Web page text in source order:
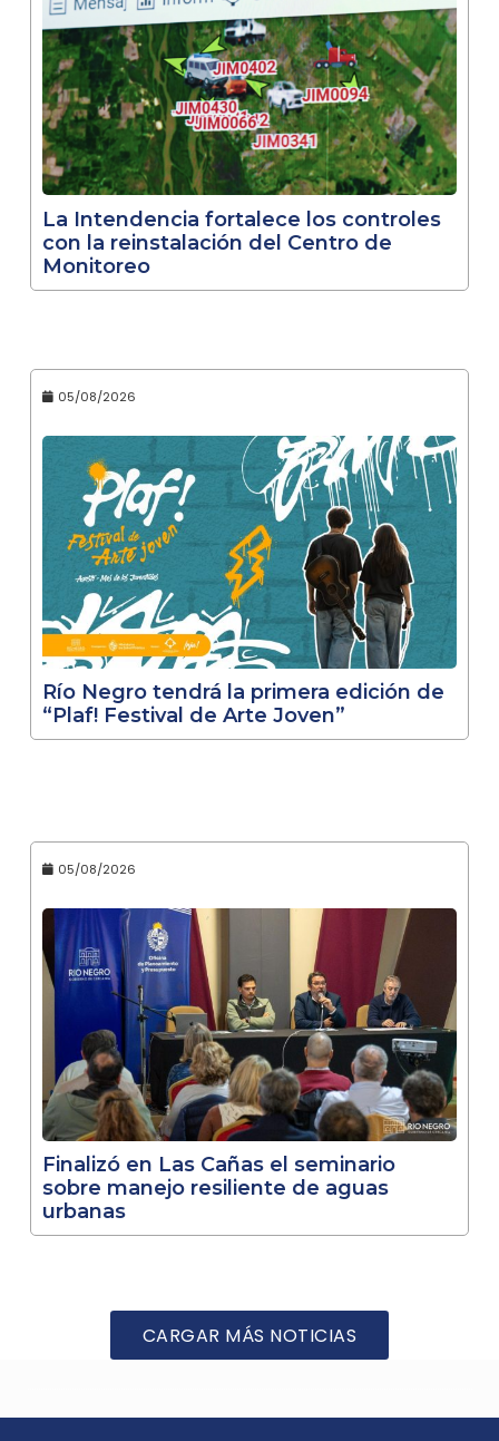
La Intendencia fortalece los controles
con la reinstalación del Centro de
Monitoreo
05/08/2026
Río Negro tendrá la primera edición de
“Plaf! Festival de Arte Joven”
05/08/2026
Finalizó en Las Cañas el seminario
sobre manejo resiliente de aguas
urbanas
CARGAR MÁS NOTICIAS